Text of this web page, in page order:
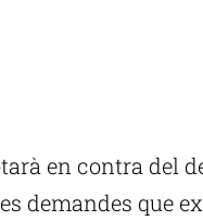
en contra del
demandes que